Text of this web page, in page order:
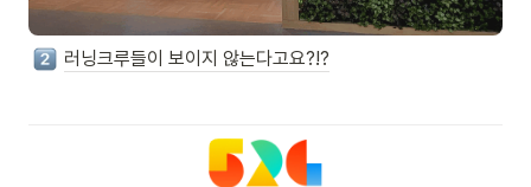
러닝크루들이 보이지 않는다고요?!?